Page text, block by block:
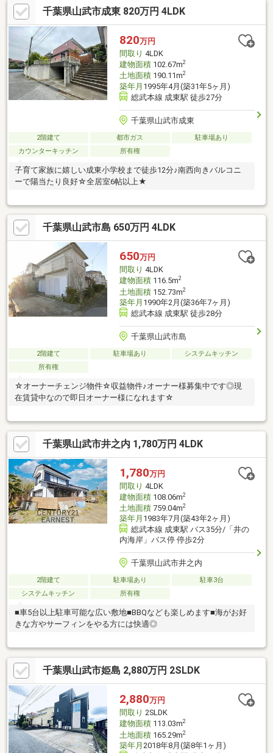
千葉県山武市成東 820万円 4LDK
820万円
間取り 4LDK
建物面積102.67m2
土地面積190.11m2
築年月 1995年4月(築31年5ヶ月)
総武本線 成東駅 徒歩27分
千葉県山武市成東
2階建て 都市ガス
駐車場あり
カウンターキッチン
所有権
子育て家族に嬉しい成東小学校まで徒歩12分♪南西向きバルコニ
ーで陽当たり良好☆全居室6帖以上★
千葉県山武市島 650万円 4LDK
650万円
間取り 4LDK
建物面積116.5m2
土地面積152.73m2
築年月 1990年2月(築36年7ヶ月)
総武本線 成東駅 徒歩28分
千葉県山武市島
2階建て 駐車場あり
システムキッチン
所有権
☆オーナーチェンジ物件☆収益物件♪オーナー様募集中です◎現
在賃貸中なので即日オーナー様になれます☆
千葉県山武市井之内 1,780万円 4LDK
1,780万円
間取り 4LDK
建物面積108.06m2
土地面積759.04m2
築年月 1983年7月(築43年2ヶ月)
総武本線 成東駅 バス35分/「井の
内海岸」バス停 停歩2分
千葉県山武市井之内
2階建て 駐車場あり
駐車3台
システムキッチン
所有権
■車5台以上駐車可能な広い敷地■BBQなども楽しめます■海がお好
きな方やサーフィンをやる方には快適◎
千葉県山武市姫島 2,880万円 2SLDK
2,880万円
間取り 2SLDK
建物面積113.03m2
土地面積165.29m2
築年月 2018年8月(築8年1ヶ月)